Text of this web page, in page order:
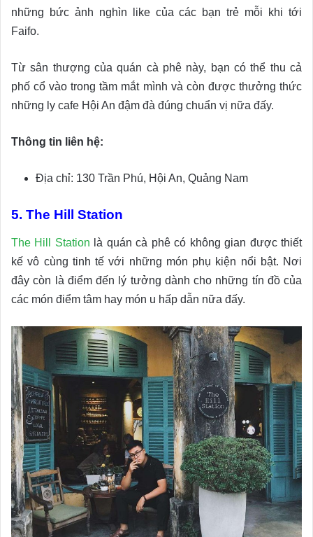
những bức ảnh nghìn like của các bạn trẻ mỗi khi tới
Faifo.
Từ sân thượng của quán cà phê này, bạn có thể thu cả
phố cổ vào trong tầm mắt mình và còn được thưởng thức
những ly cafe Hội An đậm đà đúng chuẩn vị nữa đấy.
Thông tin liên hệ:
Địa chỉ: 130 Trần Phú, Hội An, Quảng Nam
5. The Hill Station
The Hill Station là quán cà phê có không gian được thiết
kế vô cùng tinh tế với những món phụ kiện nổi bật. Nơi
đây còn là điểm đến lý tưởng dành cho những tín đồ của
các món điểm tâm hay món u hấp dẫn nữa đấy.